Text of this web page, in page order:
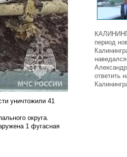
уничтожили 41
округа.
1 фугасная
период
ответить